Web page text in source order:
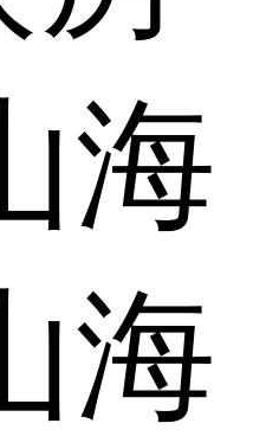
海
海